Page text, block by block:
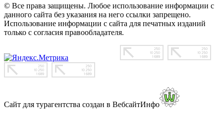
© Все права защищены. Любое использование информации с
данного сайта без указания на него ссылки запрещено.
Использование информации с сайта для печатных изданий
только с согласия правообладателя.
Сайт для турагентства создан в ВебсайтИнфо